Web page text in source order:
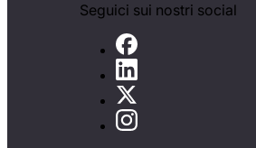
Seguici sui nostri social